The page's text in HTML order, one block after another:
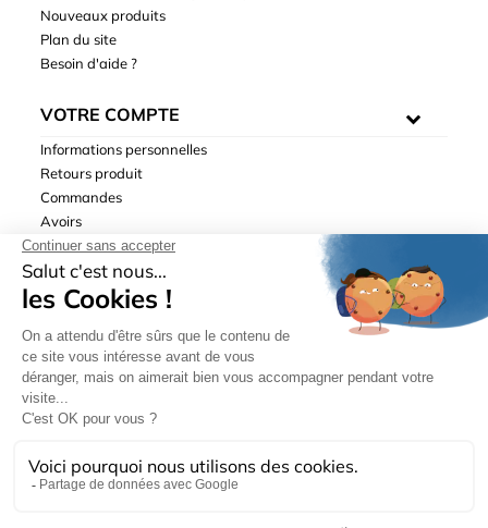
Nouveaux produits
Plan du site
Besoin d'aide ?
VOTRE COMPTE
Informations personnelles
Retours produit
Commandes
Avoirs
Adresses
Bons de réduction
de ventes| © Hydrodis 2003-2026. Tous droits réservés